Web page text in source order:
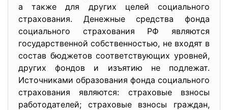
а также для других целей социального
страхования. Денежные средства фонда
социального страхования РФ являются
государственной собственностью, не входят в
состав бюджетов соответствующих уровней,
других фондов и изъятию не подлежат.
Источниками образования фонда социального
страхования являются: страховые взносы
работодателей; страховые взносы граждан,